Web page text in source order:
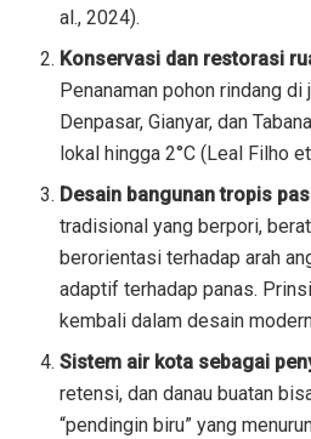
al., 2024).
Konservasi dan restorasi
Penanaman pohon rindang
Denpasar, Gianyar, dan
lokal hingga 2°C (Leal Filho
Desain bangunan tropis
tradisional yang berpori,
berorientasi terhadap arah
adaptif terhadap panas.
kembali dalam desain
Sistem air kota sebagai
retensi, dan danau buatan
“pendingin biru” yang